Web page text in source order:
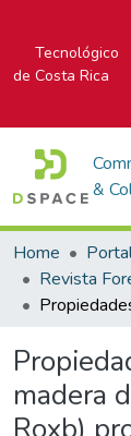
Tecnológico
de Costa Rica
&
Home
madera